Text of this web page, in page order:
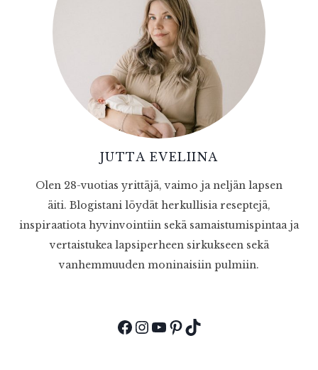
JUTTA EVELIINA
Olen 28-vuotias yrittäjä, vaimo ja neljän lapsen
äiti. Blogistani löydät herkullisia reseptejä,
inspiraatiota hyvinvointiin sekä samaistumispintaa ja
vertaistukea lapsiperheen sirkukseen sekä
vanhemmuuden moninaisiin pulmiin.
Facebook
Instagram
YouTube
Pinterest
TikTok